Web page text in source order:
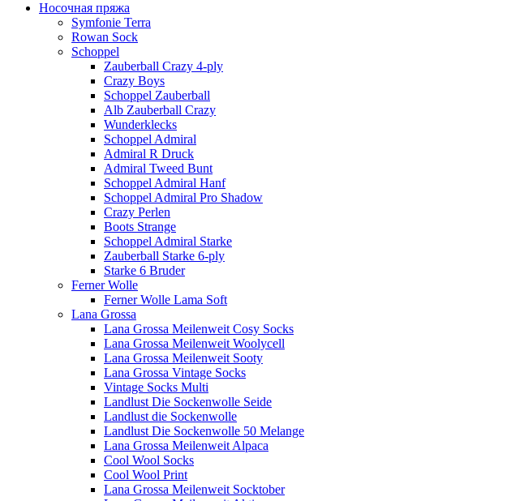
Носочная пряжа
Symfonie Terra
Rowan Sock
Schoppel
Zauberball Crazy 4-ply
Crazy Boys
Schoppel Zauberball
Alb Zauberball Crazy
Wunderklecks
Schoppel Admiral
Admiral R Druck
Admiral Tweed Bunt
Schoppel Admiral Hanf
Schoppel Admiral Pro Shadow
Crazy Perlen
Boots Strange
Schoppel Admiral Starke
Zauberball Starke 6-ply
Starke 6 Bruder
Ferner Wolle
Ferner Wolle Lama Soft
Lana Grossa
Lana Grossa Meilenweit Cosy Socks
Lana Grossa Meilenweit Woolycell
Lana Grossa Meilenweit Sooty
Lana Grossa Vintage Socks
Vintage Socks Multi
Landlust Die Sockenwolle Seide
Landlust die Sockenwolle
Landlust Die Sockenwolle 50 Melange
Lana Grossa Meilenweit Alpaca
Cool Wool Socks
Cool Wool Print
Lana Grossa Meilenweit Socktober